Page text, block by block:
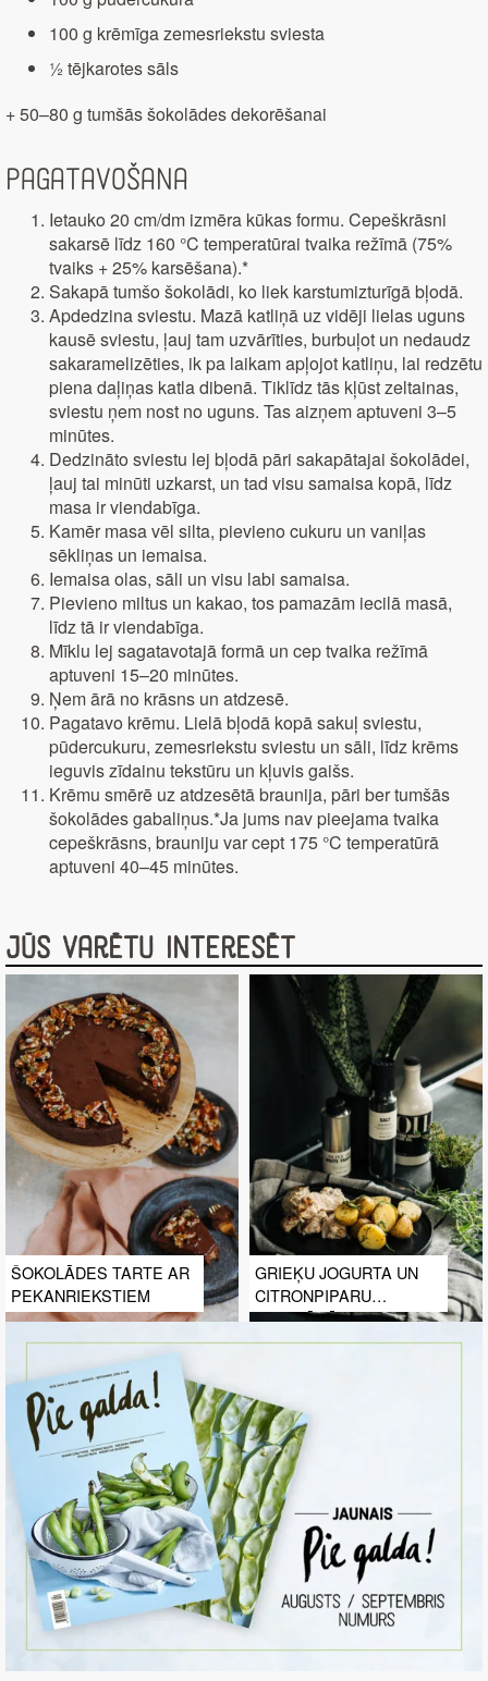
100 g krēmīga zemesriekstu sviesta
½ tējkarotes sāls
+ 50–80 g tumšās šokolādes dekorēšanai
Pagatavošana
Ietauko 20 cm/dm izmēra kūkas formu. Cepeškrāsni
sakarsē līdz 160 °C temperatūrai tvaika režīmā (75%
tvaiks + 25% karsēšana).*
Sakapā tumšo šokolādi, ko liek karstumizturīgā bļodā.
Apdedzina sviestu. Mazā katliņā uz vidēji lielas uguns
kausē sviestu, ļauj tam uzvārīties, burbuļot un nedaudz
sakaramelizēties, ik pa laikam apļojot katliņu, lai redzētu
piena daļiņas katla dibenā. Tiklīdz tās kļūst zeltainas,
sviestu ņem nost no uguns. Tas aizņem aptuveni 3–5
minūtes.
Dedzināto sviestu lej bļodā pāri sakapātajai šokolādei,
ļauj tai minūti uzkarst, un tad visu samaisa kopā, līdz
masa ir viendabīga.
Kamēr masa vēl silta, pievieno cukuru un vaniļas
sēkliņas un iemaisa.
Iemaisa olas, sāli un visu labi samaisa.
Pievieno miltus un kakao, tos pamazām iecilā masā,
līdz tā ir viendabīga.
Mīklu lej sagatavotajā formā un cep tvaika režīmā
aptuveni 15–20 minūtes.
Ņem ārā no krāsns un atdzesē.
Pagatavo krēmu. Lielā bļodā kopā sakuļ sviestu,
pūdercukuru, zemesriekstu sviestu un sāli, līdz krēms
ieguvis zīdainu tekstūru un kļuvis gaišs.
Krēmu smērē uz atdzesētā braunija, pāri ber tumšās
šokolādes gabaliņus.*Ja jums nav pieejama tvaika
cepeškrāsns, brauniju var cept 175 °C temperatūrā
aptuveni 40–45 minūtes.
Jūs varētu interesēt
ŠOKOLĀDES TARTE AR
PEKANRIEKSTIEM
GRIEĶU JOGURTA UN
CITRONPIPARU
MARINĀDĒ CEPTI
VISTAS ŠĶIŅĶĪŠI